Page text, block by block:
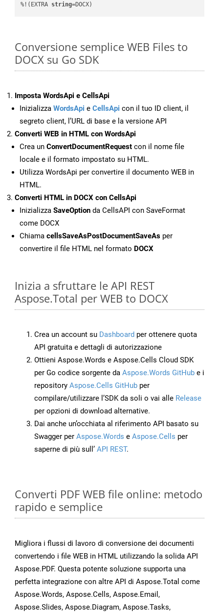
%!(EXTRA string=DOCX)
Conversione semplice WEB Files to
DOCX su Go SDK
Imposta WordsApi e CellsApi
Inizializza WordsApi e CellsApi con il tuo ID client, il
segreto client, l’URL di base e la versione API
Converti WEB in HTML con WordsApi
Crea un ConvertDocumentRequest con il nome file
locale e il formato impostato su HTML.
Utilizza WordsApi per convertire il documento WEB in
HTML.
Converti HTML in DOCX con CellsApi
Inizializza SaveOption da CellsAPI con SaveFormat
come DOCX
Chiama cellsSaveAsPostDocumentSaveAs per
convertire il file HTML nel formato DOCX
Inizia a sfruttare le API REST
Aspose.Total per WEB to DOCX
Crea un account su Dashboard per ottenere quota
API gratuita e dettagli di autorizzazione
Ottieni Aspose.Words e Aspose.Cells Cloud SDK
per Go codice sorgente da Aspose.Words GitHub e i
repository Aspose.Cells GitHub per
compilare/utilizzare l’SDK da soli o vai alle Release
per opzioni di download alternative.
Dai anche un’occhiata al riferimento API basato su
Swagger per Aspose.Words e Aspose.Cells per
saperne di più sull’ API REST.
Converti PDF WEB file online: metodo
rapido e semplice
Migliora i flussi di lavoro di conversione dei documenti
convertendo i file WEB in HTML utilizzando la solida API
Aspose.PDF. Questa potente soluzione supporta una
perfetta integrazione con altre API di Aspose.Total come
Aspose.Words, Aspose.Cells, Aspose.Email,
Aspose.Slides, Aspose.Diagram, Aspose.Tasks,